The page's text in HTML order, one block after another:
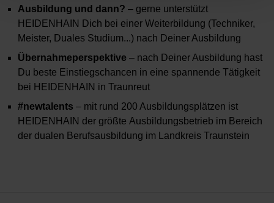
Ausbildung und dann? – gerne unterstützt
HEIDENHAIN Dich bei einer Weiterbildung (Techniker,
Meister, Duales Studium...) nach Deiner Ausbildung
Übernahmeperspektive – nach Deiner Ausbildung hast
Du beste Einstiegschancen in eine spannende Tätigkeit
bei HEIDENHAIN in Traunreut
#newtalents – mit rund 200 Ausbildungsplätzen ist
HEIDENHAIN der größte Ausbildungsbetrieb im Bereich
der dualen Berufsausbildung im Landkreis Traunstein